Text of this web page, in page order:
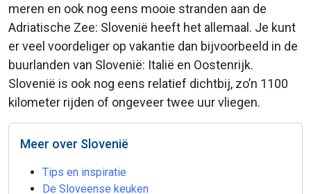
meren en ook nog eens mooie stranden aan de
Adriatische Zee: Slovenië heeft het allemaal. Je kunt
er veel voordeliger op vakantie dan bijvoorbeeld in de
buurlanden van Slovenië: Italië en Oostenrijk.
Slovenië is ook nog eens relatief dichtbij, zo’n 1100
kilometer rijden of ongeveer twee uur vliegen.
Meer over Slovenië
Tips en inspiratie
De Sloveense keuken